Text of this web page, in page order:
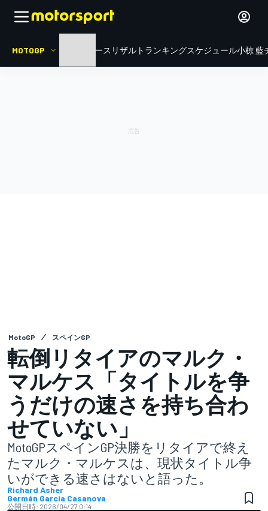
MOTOGP ニュース リザルト ランキングスケジュール小椋 藍
MotoGP スペインGP
転倒リタイアのマルク・
マルケス「タイトルを争
うだけの速さを持ち合わ
せていない」
MotoGPスペインGP決勝をリタイアで終え
たマルク・マルケスは、現状タイトル争
いができる速さはないと語った。
Richard Asher
Germán Garcia Casanova
公開日時: 2026/04/27 0:14